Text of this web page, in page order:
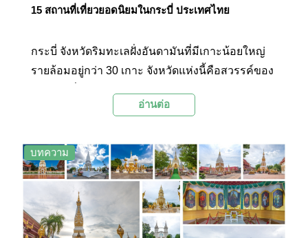
ประวัติศาสตร์ที่เป็นแลนด์มาร์กของเมือง นอกจากนี้
สวยงามไม่แพ้กัน เช่น วัดพระธาตุดอยกองมูที่เป็นสิ่ง
ศักดิ์สิทธิ์คู่บ้านคู่เมือง ทุ่งดอกบัวตองที่ใหญ่ที่สุดใน
ประเทศไทย และสะพานไม้ไผ่ซูตองเป้ที่ยาวที่สุดใน
ประเทศไทย ซึ่งสิ่งที่กล่าวมาทั้งหมดนี้คือจุดเด่นที่ได้
ว่า "หมอกสามฤดู กองมูเสียดฟ้า ป่าเขียวขจี ผู้คนดี
ประเพณีงาม ลือนามถิ่นบัวตอง"
15 สถานที่เที่ยวยอดนิยมในกระบี่ ประเทศไทย
กระบี่ จังหวัดริมทะเลฝั่งอันดามันที่มีเกาะน้อยใหญ่
รายล้อมอยู่กว่า 30 เกาะ จังหวัดแห่งนี้คือสวรรค์ของ
มรกต และหน้าผาสูงหินปูนที่ตั้งเด่นตระหง่าน ยื่นตัว
ธรรมชาติเพราะกระบี่ยังเต็มไปด้วยสถานที่ท่องเที่ยว
อีกมากมายที่บอกเล่าถึงวัฒนธรรมและวิถีชีวิตของ
ผู้คนในท้องถิ่นได้เป็นอย่างดี… Palanla ได้รวบรวม
15 สถานที่ท่องเที่ยวยอดนิยมในกระบี่ที่จะทำให้คุณ
เห็นแล้วต้องอยากเก็บกระเป๋าออกเดินทางลงใต้มา
อ่านต่อ
บทความ